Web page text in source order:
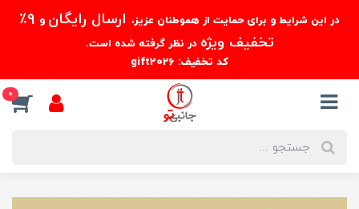
در این شرایط و برای حمایت از هموطنان عزیز، ارسال رایگان و
9٪
تخفیف ویژه در نظر گرفته شده است.
کد تخفیف: gift2026
0